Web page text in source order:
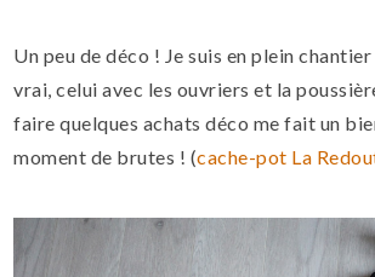
Un peu de déco ! Je suis en plein
vrai, celui avec les ouvriers et la
faire quelques achats déco me fait un
moment de brutes ! (cache-pot La